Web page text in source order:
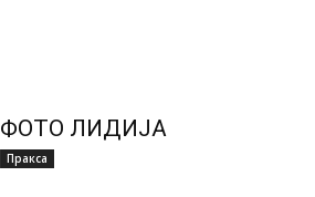
ФОТО ЛИДИЈА
Пракса